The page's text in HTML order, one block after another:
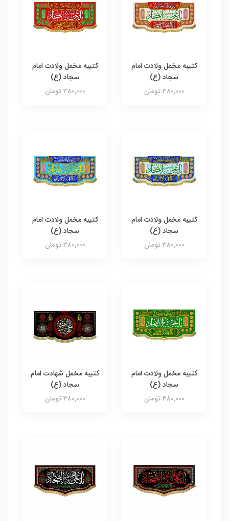
کتیبه مخمل ولادت امام
سجاد (ع)
380,000 تومان
کتیبه مخمل ولادت امام
سجاد (ع)
380,000 تومان
کتیبه مخمل ولادت امام
سجاد (ع)
380,000 تومان
کتیبه مخمل ولادت امام
سجاد (ع)
380,000 تومان
کتیبه مخمل ولادت امام
سجاد (ع)
380,000 تومان
کتیبه مخمل شهادت امام
سجاد (ع)
380,000 تومان